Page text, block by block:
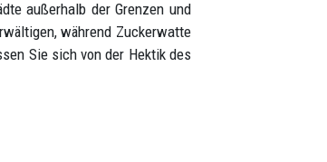
außerhalb der Grenzen und
während Zuckerwatte
Sie sich von der Hektik des
– und die Abenteuer, die